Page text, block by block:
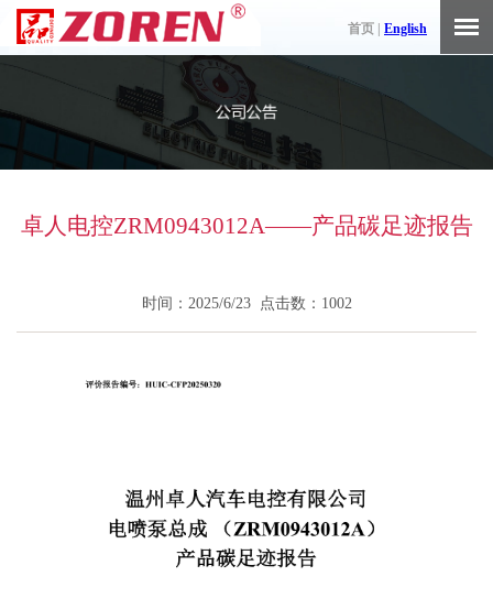
首页 | English
卓人电控ZRM0943012A——产品碳足迹报告
时间：2025/6/23 点击数：1002